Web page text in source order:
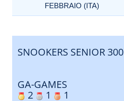
FEBBRAIO (ITA)
SNOOKERS SENIOR 300
GA-GAMES
2
1 1